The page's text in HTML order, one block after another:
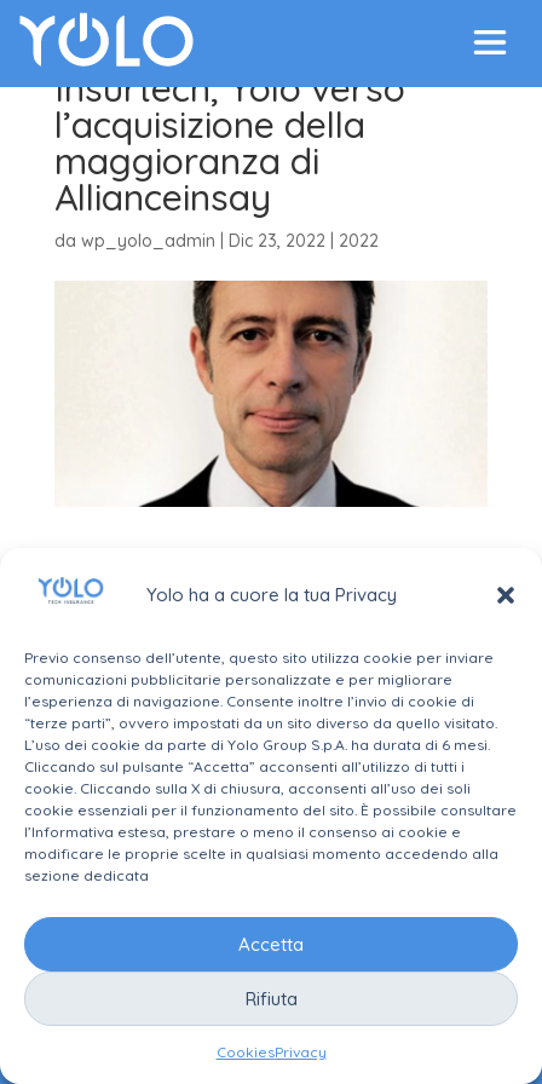
Yolo ha a cuore la tua Privacy
Previo consenso dell’utente, questo sito utilizza cookie per inviare
comunicazioni pubblicitarie personalizzate e per migliorare
l’esperienza di navigazione. Consente inoltre l’invio di cookie di
“terze parti”, ovvero impostati da un sito diverso da quello visitato.
L’uso dei cookie da parte di Yolo Group S.p.A. ha durata di 6 mesi.
Cliccando sul pulsante “Accetta” acconsenti all’utilizzo di tutti i
cookie. Cliccando sulla X di chiusura, acconsenti all’uso dei soli
cookie essenziali per il funzionamento del sito. È possibile consultare
l’Informativa estesa, prestare o meno il consenso ai cookie e
modificare le proprie scelte in qualsiasi momento accedendo alla
sezione dedicata
Accetta
Rifiuta
CookiesPrivacy
Insurtech, Yolo verso
l’acquisizione della
maggioranza di
Allianceinsay
da wp_yolo_admin Dic 23, 2022| 2022
(Dealflower) – Yolo Group, operatore nel mercato
sottoscritto il contratto di compravendita del 51% del
capitale sociale di Allianceinsay Broker.